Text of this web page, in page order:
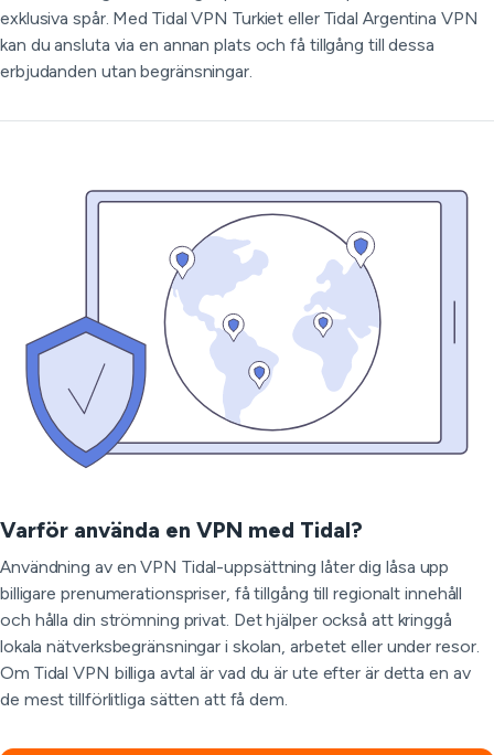
exklusiva spår. Med Tidal VPN Turkiet eller Tidal Argentina VPN
kan du ansluta via en annan plats och få tillgång till dessa
erbjudanden utan begränsningar.
Varför använda en VPN med Tidal?
Användning av en VPN Tidal-uppsättning låter dig låsa upp
billigare prenumerationspriser, få tillgång till regionalt innehåll
och hålla din strömning privat. Det hjälper också att kringgå
lokala nätverksbegränsningar i skolan, arbetet eller under resor.
Om Tidal VPN billiga avtal är vad du är ute efter är detta en av
de mest tillförlitliga sätten att få dem.